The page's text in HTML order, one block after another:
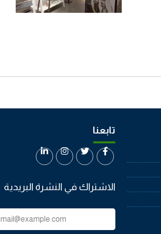
تابعنا
الاشتراك في النشرة البريدية